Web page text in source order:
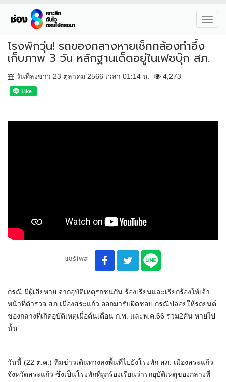
โรงพักวุ่น! รถของกลางหายเช็กกล้องทำอึ้ง
เก็บภาพ 3 วัน หลักฐานเด็ดอยู่ในเฟซบุ๊ก สภ.
วันที่ลงข่าว 23 ตุลาคม 2566 เวลา 01:14 น. 4,273
แชร์โพส
กรณี มีผู้เสียหาย จากอุบัติเหตุรถชนกัน ร้องเรียนและเรียกร้องให้เจ้า
หน้าที่ตำรวจ สภ.เมืองสระแก้ว ออกมารับผิดชอบ กรณีปล่อยให้รถยนต์
ของกลางที่เกิดอุบัติเหตุเมื่อต้นเดือน ก.พ. และพ.ค.66 รวม2คัน หายไป
นั้น
วันนี้ (22 ต.ค.) ทีมข่าวเดินทางลงพื้นที่ไปยังโรงพัก สภ. เมืองสระแก้ว
จังหวัดสระแก้ว ซึ่งเป็นโรงพักที่ถูกร้องเรียนว่ารถอุบัติเหตุของกลางที่